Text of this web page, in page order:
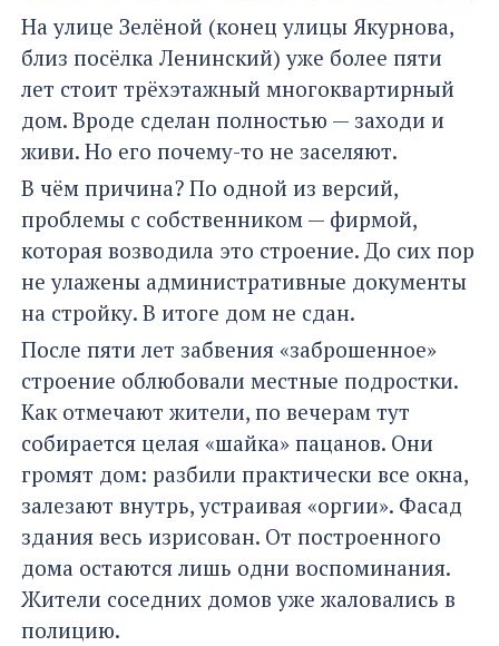
На улице Зелёной (конец улицы Якурнова,
близ посёлка Ленинский) уже более пяти
лет стоит трёхэтажный многоквартирный
дом. Вроде сделан полностью — заходи и
живи. Но его почему-то не заселяют.
В чём причина? По одной из версий,
проблемы с собственником — фирмой,
которая возводила это строение. До сих пор
не улажены административные документы
на стройку. В итоге дом не сдан.
После пяти лет забвения «заброшенное»
строение облюбовали местные подростки.
Как отмечают жители, по вечерам тут
собирается целая «шайка» пацанов. Они
громят дом: разбили практически все окна,
залезают внутрь, устраивая «оргии». Фасад
здания весь изрисован. От построенного
дома остаются лишь одни воспоминания.
Жители соседних домов уже жаловались в
полицию.